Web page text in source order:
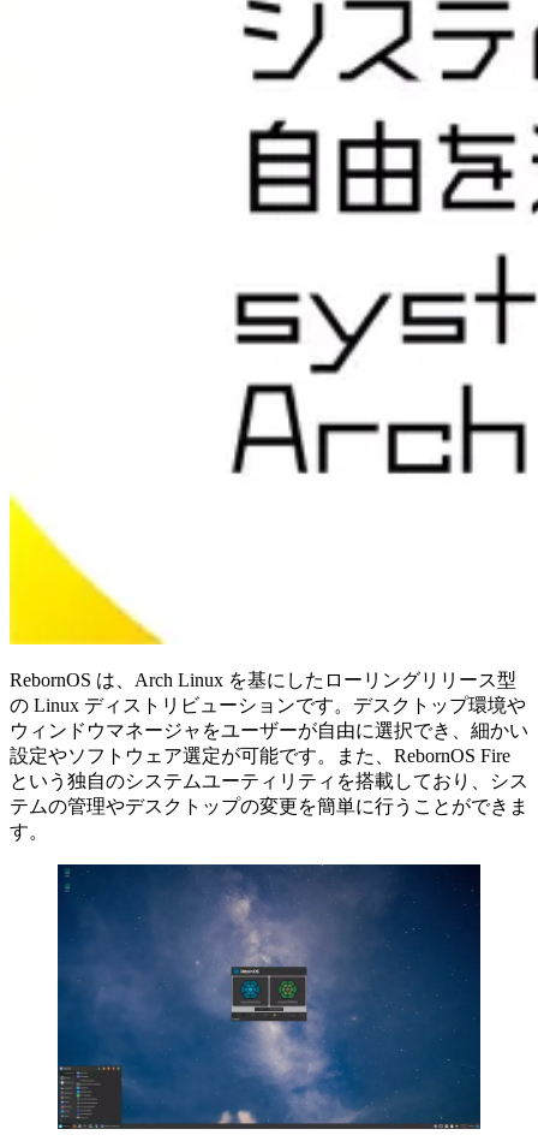
RebornOS は、Arch Linux を基にしたローリングリリース型
の Linux ディストリビューションです。デスクトップ環境や
ウィンドウマネージャをユーザーが自由に選択でき、細かい
設定やソフトウェア選定が可能です。また、RebornOS Fire
という独自のシステムユーティリティを搭載しており、シス
テムの管理やデスクトップの変更を簡単に行うことができま
す。